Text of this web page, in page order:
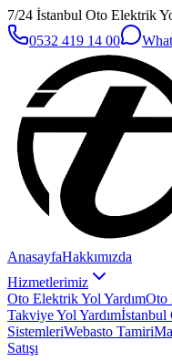
7/24 İstanbul Oto Elektrik
0532 419 14 00
AnasayfaHakkımızda
Hizmetlerimiz
Oto Elektrik Yol YardımOto
Takviye Yol Yardımİstanbul
SistemleriWebasto Tamiri
Satışı